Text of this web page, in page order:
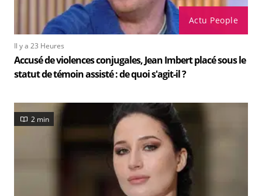
Actu People
Il y a 23 Heures
Accusé de violences conjugales, Jean Imbert placé sous le
statut de témoin assisté : de quoi s'agit-il ?
2 min